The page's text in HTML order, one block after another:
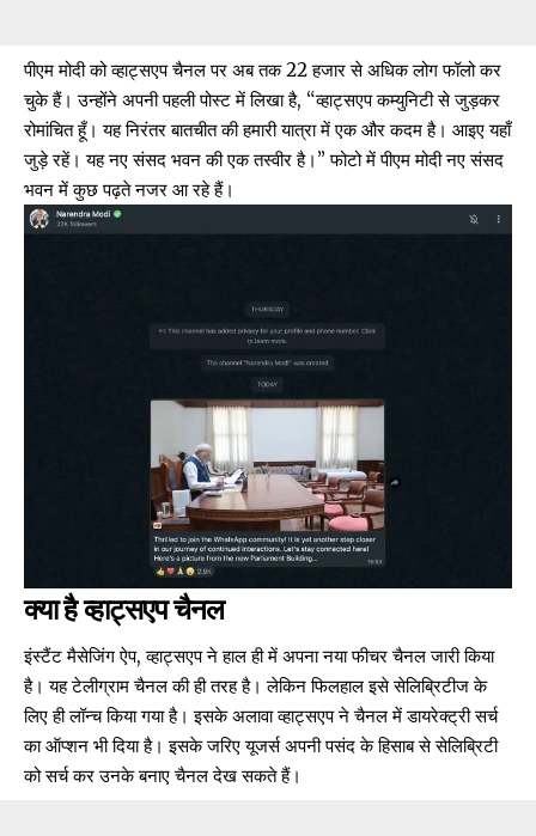
पीएम मोदी कोव्हाट्सएप चैनलपर अब तक 22 हजार से अधिक लोग फॉलो कर
चुके हैं। उन्होंने अपनी पहली पोस्ट में लिखा है, “व्हाट्सएप कम्युनिटी से जुड़कर
रोमांचित हूँ। यह निरंतर बातचीत की हमारी यात्रा में एक और कदम है। आइए यहाँ
जुड़े रहें। यह नए संसद भवन की एक तस्वीर है।” फोटो में पीएम मोदी नए संसद
भवन में कुछ पढ़ते नजर आ रहे हैं।
क्या है व्हाट्सएप चैनल
इंस्टैंट मैसेजिंग ऐप, व्हाट्सएप ने हाल ही में अपनानया फीचर चैनलजारी किया
है। यह टेलीग्राम चैनल की ही तरह है। लेकिन फिलहाल इसे सेलिब्रिटीज के
लिए ही लॉन्च किया गया है। इसके अलावा व्हाट्सएप ने चैनल में डायरेक्ट्री सर्च
का ऑप्शन भी दिया है। इसके जरिए यूजर्स अपनी पसंद के हिसाब से सेलिब्रिटी
को सर्च कर उनके बनाए चैनल देख सकते हैं।